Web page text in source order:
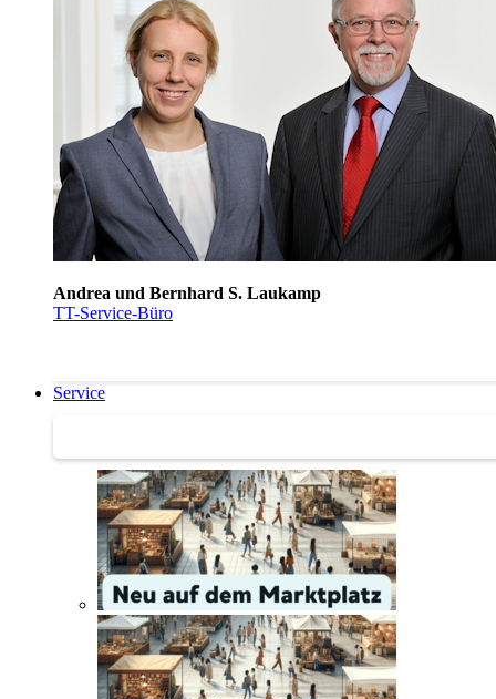
Andrea und Bernhard S. Laukamp
TT-Service-Büro
Service